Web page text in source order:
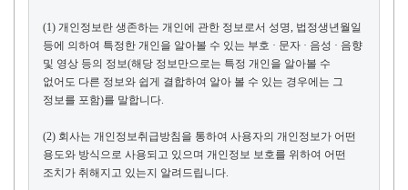
(1) 개인정보란 생존하는 개인에 관한 정보로서 성명, 법정생년월일
등에 의하여 특정한 개인을 알아볼 수 있는 부호 · 문자 · 음성 · 음향
및 영상 등의 정보(해당 정보만으로는 특정 개인을 알아볼 수
없어도 다른 정보와 쉽게 결합하여 알아 볼 수 있는 경우에는 그
정보를 포함)를 말합니다.
(2) 회사는 개인정보취급방침을 통하여 사용자의 개인정보가 어떤
용도와 방식으로 사용되고 있으며 개인정보 보호를 위하여 어떤
조치가 취해지고 있는지 알려드립니다.